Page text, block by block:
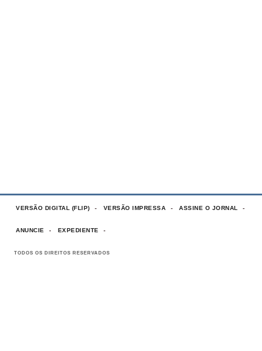
VERSÃO DIGITAL (FLIP) VERSÃO IMPRESSA ASSINE O JORNAL
ANUNCIE EXPEDIENTE
TODOS OS DIREITOS RESERVADOS